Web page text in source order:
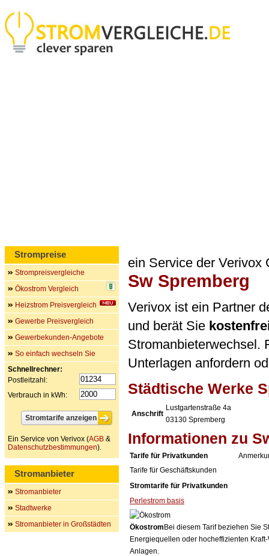
ein Service der Verivox
Sw Spremberg
Verivox ist ein Partner
und berät Sie
Stromanbieterwechsel.
Unterlagen anfordern
Städtische Werke
Anschrift
Lustgartenstraße 4a
03130 Spremberg
Informationen zu
Tarife für Privatkunden
Tarife für Geschäftskunden
Stromtarife für Privatkunden
Perlestrom basis
Ökostrom Bei diesem Tarif beziehen Sie
Energiequellen oder hocheffizienten
Anlagen.
Strompreise
Strompreisvergleiche
Ökostrom Vergleich
Heizstrom Preisvergleich
Gewerbe Preisvergleich
Gewerbekunden-Angebote
So einfach wechseln Sie
Schnellrechner:
Postleitzahl:
Verbrauch in kWh:
Ein Service von Verivox (AGB &
Datenschutzbestimmungen).
Stromanbieter
Stromanbieter
Stadtwerke
Stromanbieter in Großstädten